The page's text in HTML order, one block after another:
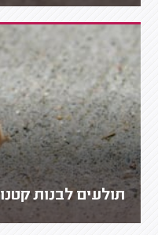
תולעים לבנות